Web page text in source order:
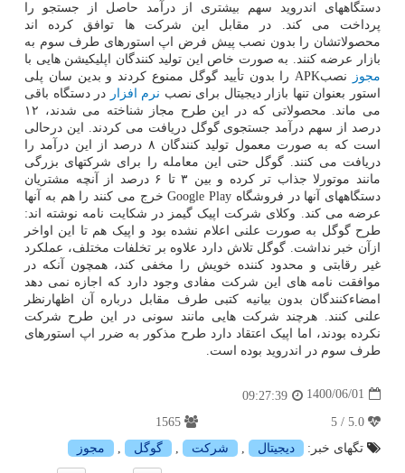
دستگاههای اندروید سهم بیشتری از درآمد حاصل از جستجو را
پرداخت می کند. در مقابل این شرکت ها توافق کرده اند
محصولاتشان را بدون نصب پیش فرض اپ استورهای طرف سوم به
بازار عرضه کنند. به صورت خاص این تولید کنندگان اپلیکیشن هایی با
مجوز
نصبAPK را بدون تأیید گوگل ممنوع کردند و بدین سان پلی
استور بعنوان تنها بازار دیجیتال برای نصب نرم افزار در دستگاه باقی
می ماند. محصولاتی که در این طرح مجاز شناخته می شدند، ۱۲
درصد از سهم درآمد جستجوی گوگل دریافت می کردند. این درحالی
است که به صورت معمول تولید کنندگان ۸ درصد از این درآمد را
دریافت می کنند. گوگل حتی این معامله را برای شرکتهای بزرگی
مانند موتورلا جذاب تر کرده و بین ۳ تا ۶ درصد از آنچه مشتریان
دستگاههای آنها در فروشگاه Google Play خرج می کنند را هم به آنها
عرضه می کند. وکلای شرکت اپیک گیمز در شکایت نامه نوشته اند:
طرح گوگل به صورت علنی اعلام نشده بود و اپیک هم تا این اواخر
ازآن خبر نداشت. گوگل تلاش دارد علاوه بر تخلفات مختلف، عملکرد
غیر رقابتی و محدود کننده خویش را مخفی کند، همچون آنکه در
موافقت نامه های این شرکت مفادی وجود دارد که اجازه نمی دهد
امضاءکنندگان بدون بیانیه کتبی طرف مقابل درباره آن اظهارنظر
علنی کنند. هرچند شرکت هایی مانند سونی در این طرح شرکت
نکرده بودند، اما اپیک اعتقاد دارد طرح مذکور به ضرر اپ استورهای
طرف سوم در اندروید بوده است.
1400/06/01
09:27:39
تگهای خبر:
دیجیتال شركت گوگل مجوز